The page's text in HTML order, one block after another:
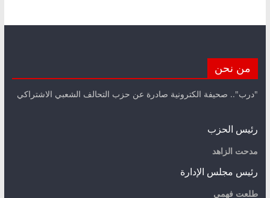
من نحن
"درب".. صحيفة الكترونية صادرة عن حزب التحالف الشعبي الاشتراكي
رئيس الحزب
مدحت الزاهد
رئيس مجلس الإدارة
طلعت فهمي